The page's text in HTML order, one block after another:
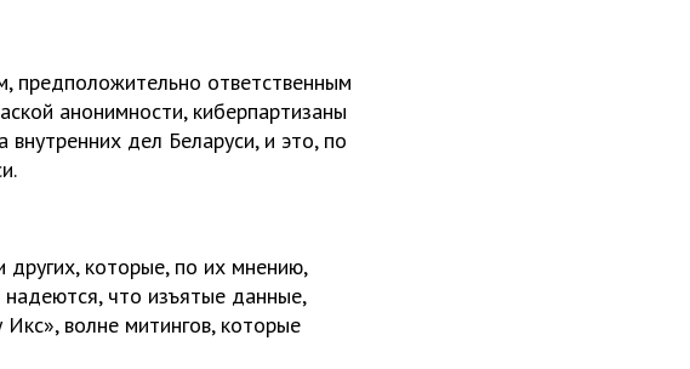
предположительно ответственным
анонимности, киберпартизаны
дел Беларуси, и это, по
других, которые, по их мнению,
что изъятые данные,
волне митингов, которые